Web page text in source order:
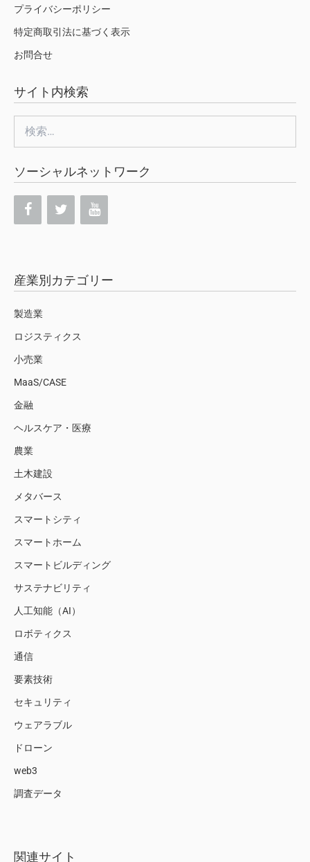
プライバシーポリシー
特定商取引法に基づく表示
お問合せ
サイト内検索
索:
ソーシャルネットワーク
産業別カテゴリー
製造業
ロジスティクス
小売業
MaaS/CASE
金融
ヘルスケア・医療
農業
土木建設
メタバース
スマートシティ
スマートホーム
スマートビルディング
サステナビリティ
人工知能（AI）
ロボティクス
通信
要素技術
セキュリティ
ウェアラブル
ドローン
web3
調査データ
関連サイト